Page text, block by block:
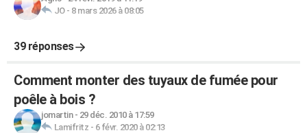
JO- 8 mars 2026 à 08:05
39 réponses
Comment monter des tuyaux de fumée pour
poêle à bois ?
jomartin- 29 déc. 2010 à 17:59
Lamifritz - 6 févr. 2020 à 02:13